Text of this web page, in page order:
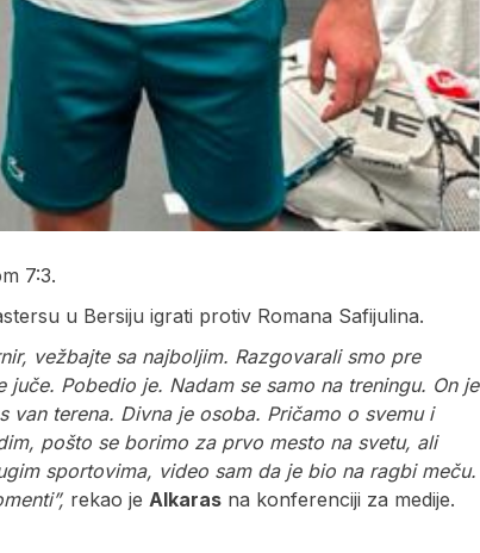
7:3.
u Bersiju igrati protiv Romana Safijulina.
vežbajte sa najboljim. Razgovarali smo pre
Pobedio je. Nadam se samo na treningu. On je
terena. Divna je osoba. Pričamo o svemu i
pošto se borimo za prvo mesto na svetu, ali
sportovima, video sam da je bio na ragbi meču.
rekao je Alkaras na konferenciji za medije.